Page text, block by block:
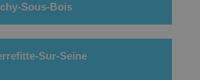
Sous-Bois
Sur-Seine